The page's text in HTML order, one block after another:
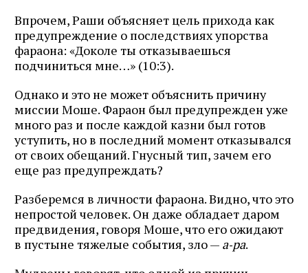
Впрочем, Раши объясняет цель прихода как
предупреждение о последствиях упорства
фараона: «Доколе ты отказываешься
подчиниться мне…» (10:3).
Однако и это не может объяснить причину
миссии Моше. Фараон был предупрежден уже
много раз и после каждой казни был готов
уступить, но в последний момент отказывался
от своих обещаний. Гнусный тип, зачем его
еще раз предупреждать?
Разберемся в личности фараона. Видно, что это
непростой человек. Он даже обладает даром
предвидения, говоря Моше, что его ожидают
в пустыне тяжелые события, зло — а‑ра.